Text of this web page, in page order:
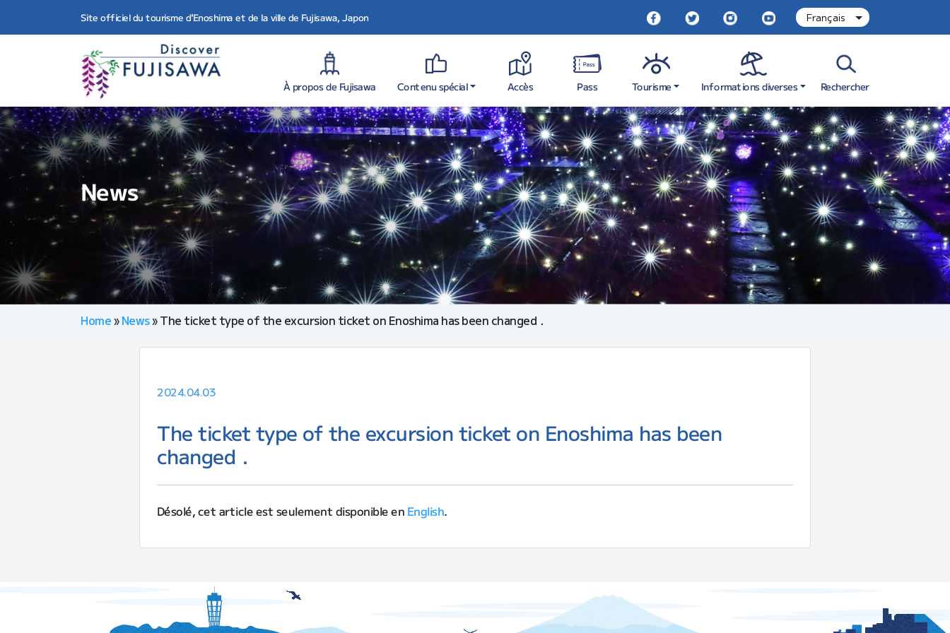
Site officiel du tourisme d'Enoshima et de la ville de Fujisawa, Japon
À propos de Fujisawa Contenu spécial Accès Pass Tourisme Informations diverses Rechercher
News
Home» News»The ticket type of the excursion ticket on Enoshima has been changed．
2024.04.03
The ticket type of the excursion ticket on Enoshima has been
changed．
Désolé, cet article est seulement disponible en English.